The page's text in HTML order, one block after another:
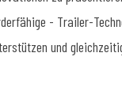
- Trailer-
und